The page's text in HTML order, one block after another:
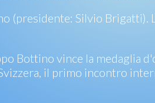
(presidente: Silvio Brigatti).
Bottino vince la medaglia
il primo incontro